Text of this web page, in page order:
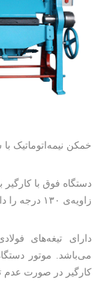
خمکن نیمه‌اتوماتیک
دستگاه فوق با
زاویه‌ی ۱۳۰ درجه را داراست.
می‌باشد. موتور
کارگیر در صورت عدم